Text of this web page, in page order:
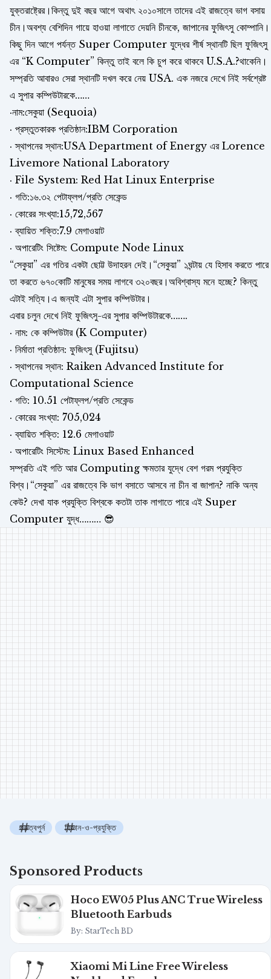
যুক্তরাষ্ট্রের।কিন্তু দুই বছর আগে অথাৎ ২০১০সালে তাদের এই রাজত্বে ভাগ বসায়
চীন।অবশ্য বেশিদিন গায়ে হাওয়া লাগাতে দেয়নি চীনকে, জাপানের ফুজিৎসু কোম্পানি।
কিছু দিন আগে পর্যন্ত Super Computer যুদ্ধের শীর্ষ স্থানটি ছিল ফুজিৎসু
এর “K Computer” কিন্তু তাই বলে কি চুপ করে থাকবে U.S.A.?থাকেনি।
সম্প্রতি আবারও সেরা স্থানটি দখল করে নেয় USA. এক নজরে দেখে নিই সর্বশ্রেষ্ট
এ সুপার কম্পিউটারকে……
·নাম:সেকুয়া (Sequoia)
· প্রস্তুতকারক প্রতিষ্ঠান:IBM Corporation
· স্থাপনের স্থান:USA Department of Energy এর Lorence
Livemore National Laboratory
· File System: Red Hat Linux Enterprise
· গতি:১৬.৩২ পেটাফ্লপ/প্রতি সেকেন্ড
· কোরের সংখ্যা:15,72,567
· ব্যায়িত শক্তি:7.9 মেগাওয়াট
· অপারেটিং সিষ্টেম: Compute Node Linux
“সেকুয়া” এর গতির একটা ছোট্ট উদাহরন দেই।“সেকুয়া” ১ঘন্টায় যে হিসাব করতে পারে
তা করতে ৬৭০কোটি মানুষের সময় লাগবে ৩২০বছর।অবিশ্বাস্য মনে হচ্ছে? কিন্তু
এটাই সত্যি।এ জন্যই এটা সুপার কম্পিউটার।
এবার চলুন দেখে নিই ফুজিৎসু-এর সুপার কম্পিউটারকে…….
· নাম: কে কম্পিউটার (K Computer)
· নির্মাতা প্রতিষ্ঠান: ফুজিৎসু (Fujitsu)
· স্থাপনের স্থান: Raiken Advanced Institute for
Computational Science
· গতি: 10.51 পেটাফ্লপ/প্রতি সেকেন্ড
· কোরের সংখ্যা: 705,024
· ব্যায়িত শক্তি: 12.6 মেগাওয়াট
· অপারেটিং সিস্টেম: Linux Based Enhanced
সম্প্রতি এই গতি আর Computing ক্ষমতার যুদ্ধে বেশ গরম প্রযুক্তি
বিশ্ব।“সেকুয়া” এর রাজত্বে কি ভাগ বসাতে আসবে না চীন বা জাপান? নাকি অন্য
কেউ? দেখা যাক প্রযুক্তি বিশ্বকে কতটা তাক লাগাতে পারে এই Super
Computer যুদ্ধ……… 😎
গুরুত্বপুর্ন বিজ্ঞান-ও-প্রযুক্তি
Sponsored Products
Hoco EW05 Plus ANC True Wireless
Bluetooth Earbuds
By: StarTech BD
Xiaomi Mi Line Free Wireless